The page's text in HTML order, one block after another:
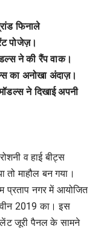
फिनाले
पोजेज़।
ने की रैंप वाक।
का अनोखा अंदाज़।
ने दिखाई अपनी
व हाई बीट्स
माहौल बन गया।
प्रताप नगर में आयोजित
2019 का। इस
जूरी पैनल के सामने